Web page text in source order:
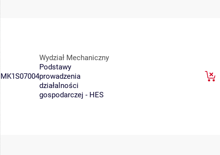
MK1S07004
Wydział Mechaniczny
Podstawy
prowadzenia
działalności
gospodarczej - HES